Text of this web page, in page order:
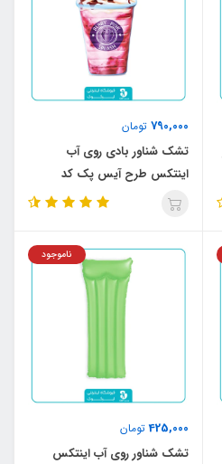
790,000 تومان
تشک شناور بادی روی آب
اینتکس طرح آیس پک کد
58777
425,000تومان
ناموجود
تشک شناور روی آب اینتکس